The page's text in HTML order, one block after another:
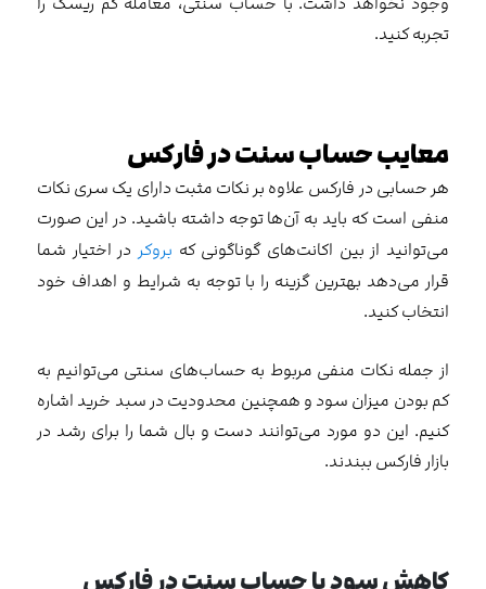
تجربه کنید.
معایب حساب سنت در فارکس
هر حسابی در فارکس علاوه بر نکات مثبت دارای یک سری نکات
منفی است که باید به آن‌ها توجه داشته باشید. در این صورت
می‌توانید از بین اکانت‌های گوناگونی که بروکر در اختیار شما
قرار می‌دهد بهترین گزینه را با توجه به شرایط و اهداف خود
انتخاب کنید.
از جمله نکات منفی مربوط به حساب‌های سنتی می‌توانیم به
کم بودن میزان سود و همچنین محدودیت در سبد خرید اشاره
کنیم. این دو مورد می‌توانند دست و بال شما را برای رشد در
بازار فارکس ببندند.
کاهش سود با حساب سنت در فارکس